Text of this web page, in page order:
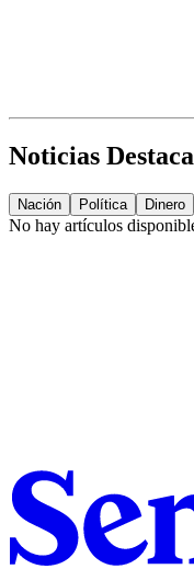
Noticias
Nación Política Dinero
No hay artículos